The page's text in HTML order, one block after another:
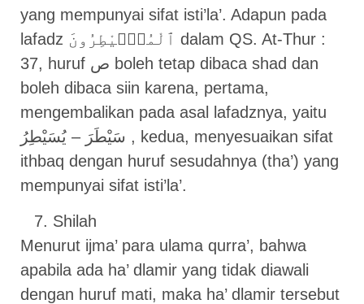
yang mempunyai sifat isti’la’. Adapun pada
lafadz ٱلْمُصَۣيْطِرُونَ dalam QS. At-Thur :
37, huruf ص boleh tetap dibaca shad dan
boleh dibaca siin karena, pertama,
mengembalikan pada asal lafadznya, yaitu
سَيْطَرَ – يُسَيْطِرُ , kedua, menyesuaikan sifat
ithbaq dengan huruf sesudahnya (tha’) yang
mempunyai sifat isti’la’.
Shilah
Menurut ijma’ para ulama qurra’, bahwa
apabila ada ha’ dlamir yang tidak diawali
dengan huruf mati, maka ha’ dlamir tersebut